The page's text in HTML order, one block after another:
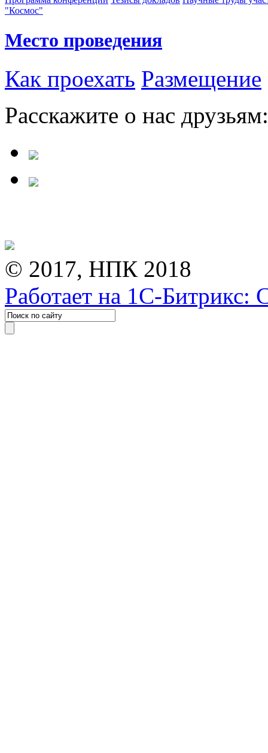
"Космос"
Место проведения
Как проехать Размещение
Расскажите о нас друзьям:
© 2017, НПК 2018
Работает на 1С-Битрикс: